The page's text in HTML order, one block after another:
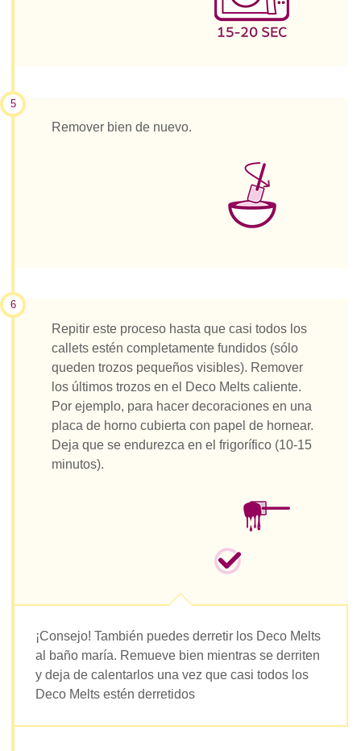
5
Remover bien de nuevo.
6
Repitir este proceso hasta que casi todos los
callets estén completamente fundidos (sólo
queden trozos pequeños visibles). Remover
los últimos trozos en el Deco Melts caliente.
Por ejemplo, para hacer decoraciones en una
placa de horno cubierta con papel de hornear.
Deja que se endurezca en el frigorífico (10-15
minutos).
¡Consejo! También puedes derretir los Deco Melts
al baño maría. Remueve bien mientras se derriten
y deja de calentarlos una vez que casi todos los
Deco Melts estén derretidos